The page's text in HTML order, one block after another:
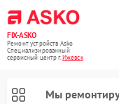
FIX-ASKO
Ремонт устройств Asko
Специализированный
cервисный центр г.Ижевск
Мы